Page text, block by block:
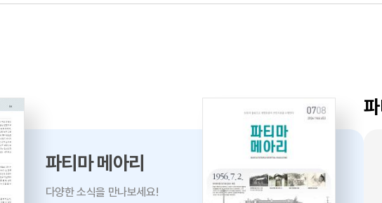
파티마 메아리
다양한 소식을 만나보세요!